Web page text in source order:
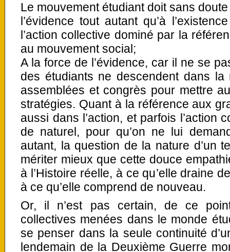
Le mouvement étudiant doit sans
l’évidence tout autant qu’à
l’action collective dominé par la
au mouvement social;
A la force de l’évidence, car il ne se
des étudiants ne descendent dans
assemblées et congrès pour mettre
stratégies. Quant à la référence aux
aussi dans l’action, et parfois l’action
de naturel, pour qu’on ne lui
autant, la question de la nature d’un
mériter mieux que cette douce
à l’Histoire réelle, à ce qu’elle draine
à ce qu’elle comprend de nouveau.
Or, il n’est pas certain, de ce
collectives menées dans le monde
se penser dans la seule continuité
lendemain de la Deuxième Guerre